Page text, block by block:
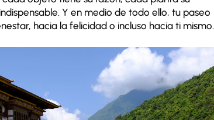
Y en medio de todo ello, tu paseo
hacia la felicidad o incluso hacia ti mismo.